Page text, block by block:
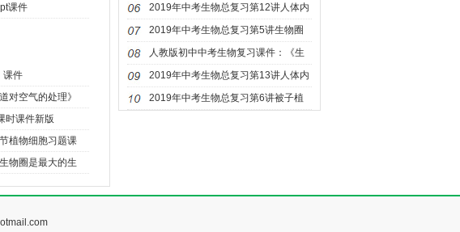
课件
课件
对空气的处理》
时课件新版
植物细胞习题课
物圈是最大的生
呼吸ppt课件
2019年中考生物总复习第12讲人体内
物质的运输课件
2019年中考生物总复习第5讲生物圈
中有哪些绿色植物课件
人教版初中中考生物复习课件：《生
态系统》
2019年中考生物总复习第13讲人体内
废物的排出课件
2019年中考生物总复习第6讲被子植